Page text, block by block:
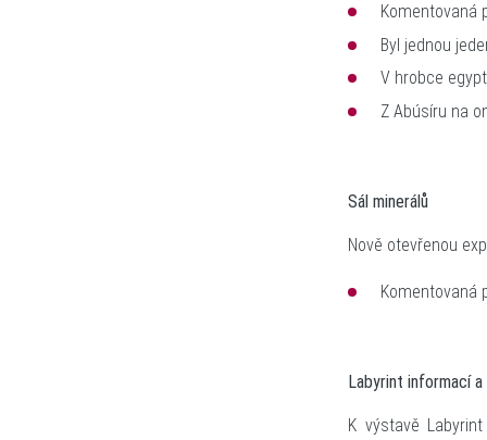
Komentovaná
Byl jednou
V hrobce
Z Abúsíru na
Sál minerálů
Nově otevřenou
Komentovaná
Labyrint informací
K výstavě